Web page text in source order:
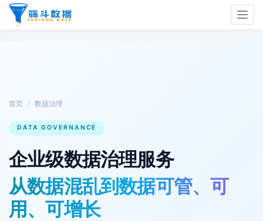
首页 数据治理
DATA GOVERNANCE
企业级数据治理服务
从数据混乱到数据可管、可
用、可增长